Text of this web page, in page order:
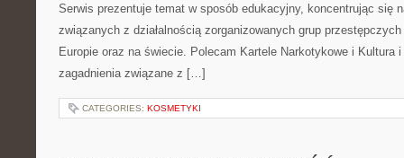
Serwis prezentuje temat w sposób edukacyjny, koncentrując się
związanych z działalnością zorganizowanych grup
Europie oraz na świecie. Polecam Kartele Narkotykowe i Kultura
zagadnienia związane z […]
CATEGORIES: KOSMETYKI